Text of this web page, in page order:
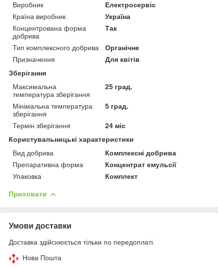
Виробник
Електросервіс
Країна виробник
Україна
Концентрована форма
добрива
Так
Тип комплексного добрива
Органічне
Призначення
Для квітів
Зберігання
Максимальна
температура зберігання
25 град.
Мінімальна температура
зберігання
5 град.
Термін зберігання
24 міс
Користувальницькі характеристики
Вид добрива
Комплексні добрива
Препаративна форма
Концентрат емульсії
Упаковка
Комплект
Приховати
Умови доставки
Доставка здійснюється тільки по передоплаті.
Нова Пошта